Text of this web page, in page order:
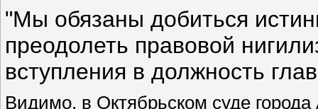
"Мы обязаны добиться
преодолеть правовой
вступления в должность
Видимо, в Октябрьском суде города